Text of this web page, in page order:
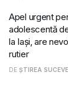
Apel urgent
adolescentă
la Iași, are
rutier
DE ȘTIREA